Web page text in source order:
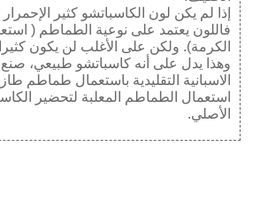
إذا لم يكن لون الكاسباتشو كثير الإحمرار
فاللون يعتمد على نوعية الطماطم (
الكرمة). ولكن على الأغلب لن يكون
وهذا يدل على أنه كاسباتشو طبيعي،
الاسبانية التقليدية باستعمال طماطم
استعمال الطماطم المعلبة لتحضير
الأصلي.